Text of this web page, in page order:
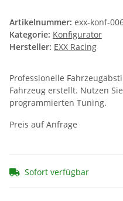
Artikelnummer: exx-konf-
Kategorie: Konfigurator
Hersteller: EXX Racing
Professionelle
Fahrzeug erstellt. Nutzen
programmierten Tuning.
Preis auf Anfrage
Sofort verfügbar